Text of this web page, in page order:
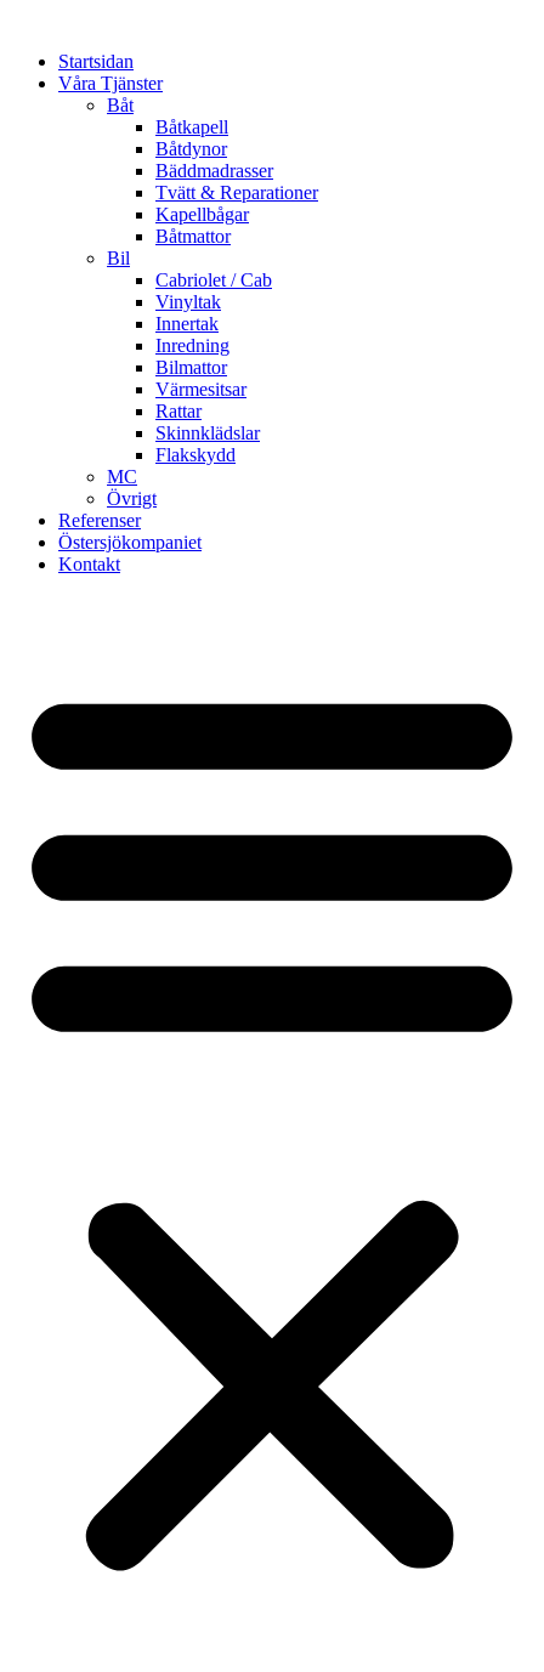
Startsidan
Våra Tjänster
Båt
Båtkapell
Båtdynor
Bäddmadrasser
Tvätt & Reparationer
Kapellbågar
Båtmattor
Bil
Cabriolet / Cab
Vinyltak
Innertak
Inredning
Bilmattor
Värmesitsar
Rattar
Skinnklädslar
Flakskydd
MC
Övrigt
Referenser
Östersjökompaniet
Kontakt